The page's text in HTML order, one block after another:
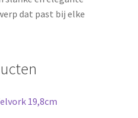
dat past bij elke